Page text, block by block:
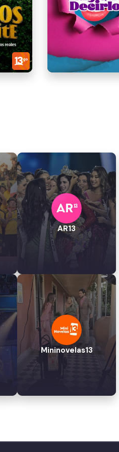
AR13
Mininovelas13